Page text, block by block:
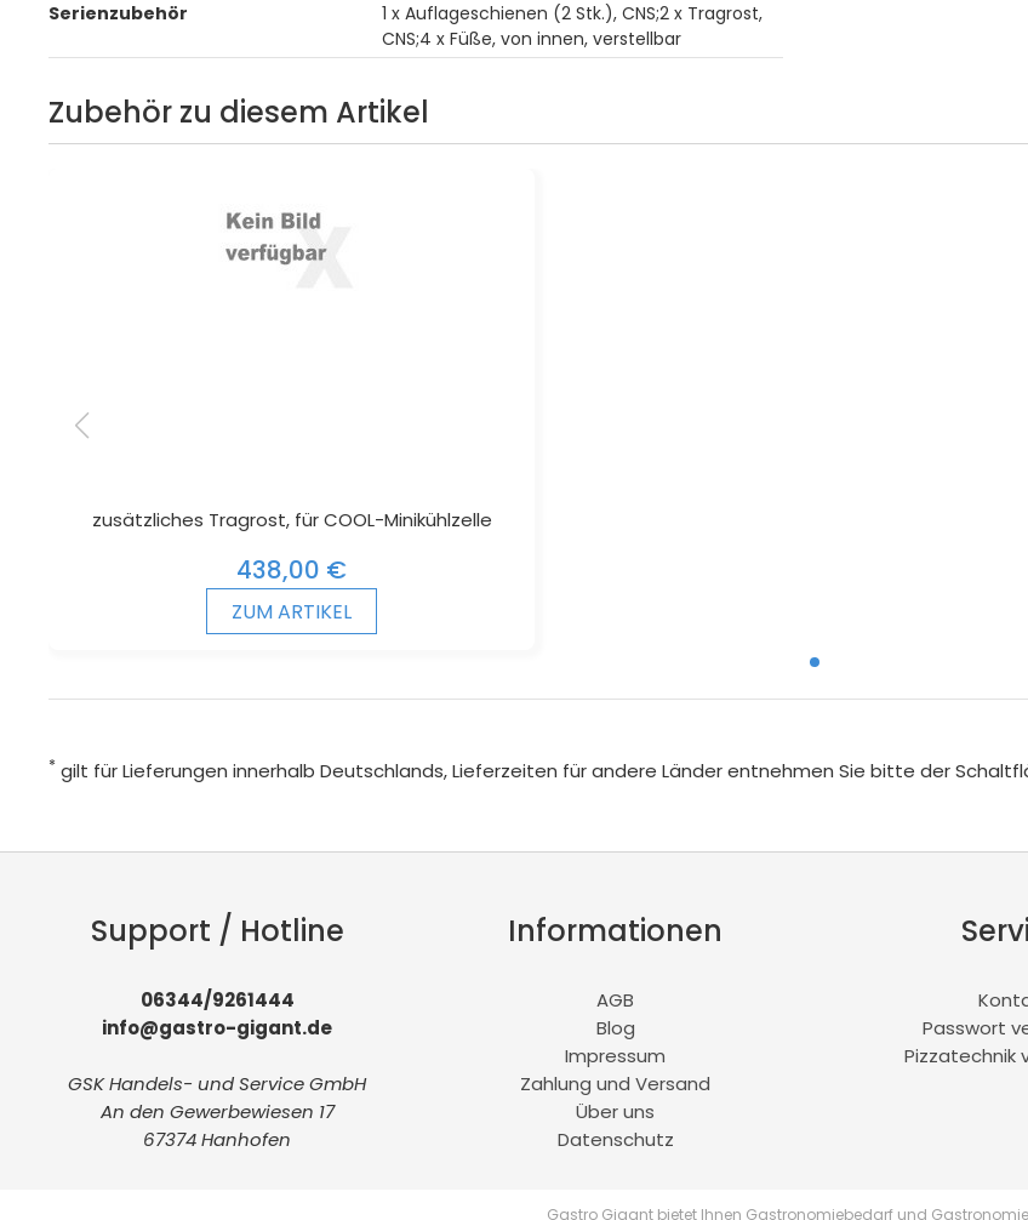
Serienzubehör
1 x Auflageschienen (2 Stk.), CNS;2 x Tragrost,
CNS;4 x Füße, von innen, verstellbar
Zubehör zu diesem Artikel
zusätzliches Tragrost, für COOL-Minikühlzelle
438,00 €
ZUM ARTIKEL
* gilt für Lieferungen innerhalb Deutschlands, Lieferzeiten für andere Länder entnehmen Sie bitte der
Support / Hotline
06344/9261444
info@gastro-gigant.de
GSK Handels- und Service GmbH
An den Gewerbewiesen 17
67374 Hanhofen
Informationen
AGB
Blog
Impressum
Zahlung und Versand
Über uns
Datenschutz
Passwort
Pizzatechnik
Gastro Gigant bietet Ihnen Gastronomiebedarf und